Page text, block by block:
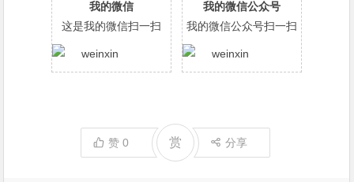
我的微信
这是我的微信扫一扫
我的微信公众号
我的微信公众号扫一扫
赞0 赏 分享